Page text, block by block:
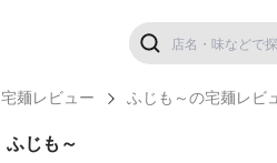
宅麺レビュー ふじも～の宅麺レビ
ふじも～